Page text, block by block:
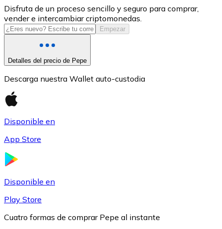
USD Coin
USDC
Disfruta de un proceso sencillo y seguro para comprar,
vender e intercambiar criptomonedas.
Empezar
Detalles del precio de Pepe
Descarga nuestra Wallet auto-custodia
Disponible en
App Store
Disponible en
Play Store
Cuatro formas de comprar Pepe al instante